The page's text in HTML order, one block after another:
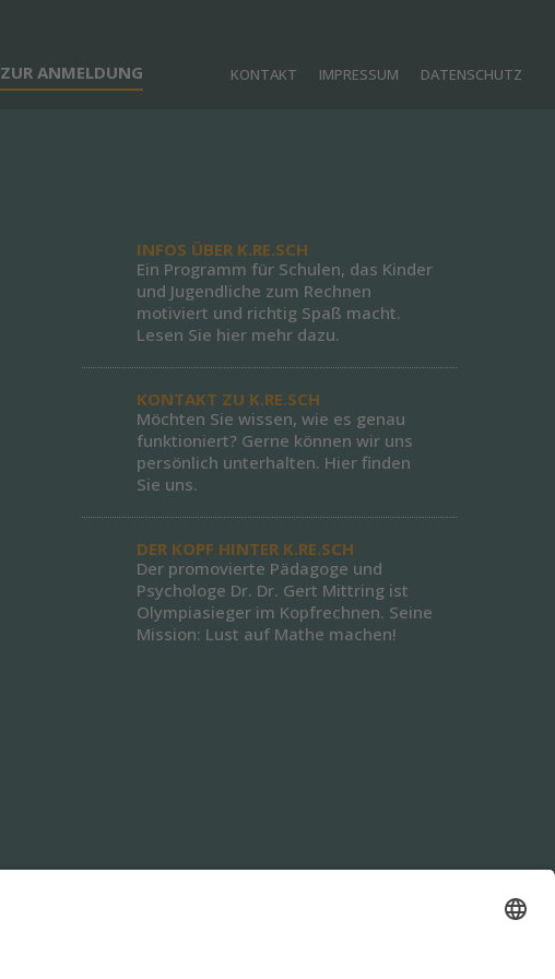
ZUR ANMELDUNG KONTAKT IMPRESSUM DATENSCHUTZ
INFOS ÜBER K.RE.SCH
Ein Programm für Schulen, das Kinder
und Jugendliche zum Rechnen
motiviert und richtig Spaß macht.
Lesen Sie hier mehr dazu.
KONTAKT ZU K.RE.SCH
Möchten Sie wissen, wie es genau
funktioniert? Gerne können wir uns
persönlich unterhalten. Hier finden
Sie uns.
DER KOPF HINTER K.RE.SCH
Der promovierte Pädagoge und
Psychologe Dr. Dr. Gert Mittring ist
Olympiasieger im Kopfrechnen. Seine
Mission: Lust auf Mathe machen!